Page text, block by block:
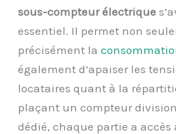
sous-compteur électrique
essentiel. Il permet non
précisément la
également d’apaiser les
locataires quant à la
plaçant un compteur
dédié, chaque partie a accès